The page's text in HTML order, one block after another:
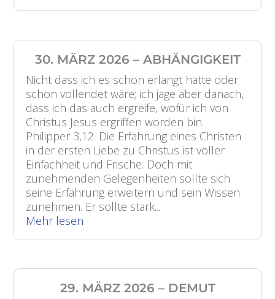
30. MÄRZ 2026 – ABHÄNGIGKEIT
Nicht dass ich es schon erlangt hätte oder
schon vollendet wäre; ich jage aber danach,
dass ich das auch ergreife, wofür ich von
Christus Jesus ergriffen worden bin.
Philipper 3,12. Die Erfahrung eines Christen
in der ersten Liebe zu Christus ist voller
Einfachheit und Frische. Doch mit
zunehmenden Gelegenheiten sollte sich
seine Erfahrung erweitern und sein Wissen
zunehmen. Er sollte stark...
Mehr lesen
29. MÄRZ 2026 – DEMUT